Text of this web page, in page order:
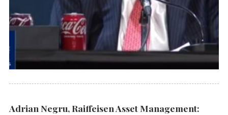
Adrian Negru, Raiffeisen Asset Management: